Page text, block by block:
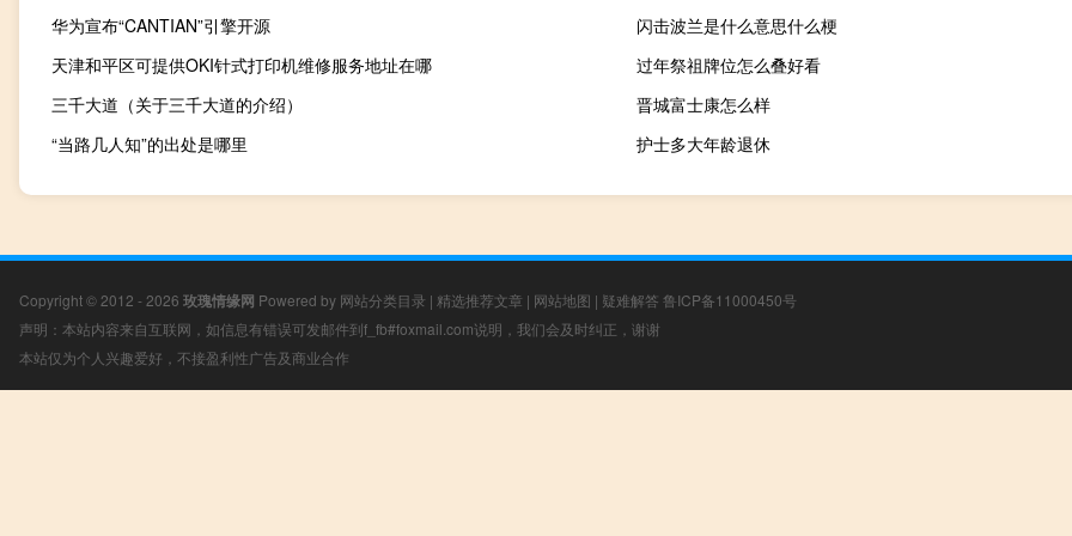
华为宣布“CANTIAN”引擎开源
闪击波兰是什么意思什么梗
天津和平区可提供OKI针式打印机维修服务地址在哪
过年祭祖牌位怎么叠好看
三千大道（关于三千大道的介绍）
晋城富士康怎么样
“当路几人知”的出处是哪里
护士多大年龄退休
Copyright © 2012 - 2026 玫瑰情缘网 Powered by 网站分类目录 | 精选推荐文章 | 网站地图 | 疑难解答 鲁ICP备11000450号
声明：本站内容来自互联网，如信息有错误可发邮件到f_fb#foxmail.com说明，我们会及时纠正，谢谢
本站仅为个人兴趣爱好，不接盈利性广告及商业合作